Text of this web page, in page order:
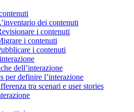
dei contenuti
i contenuti
i contenuti
i contenuti
dell’interazione
per definire l’interazione
tra scenari e user stories